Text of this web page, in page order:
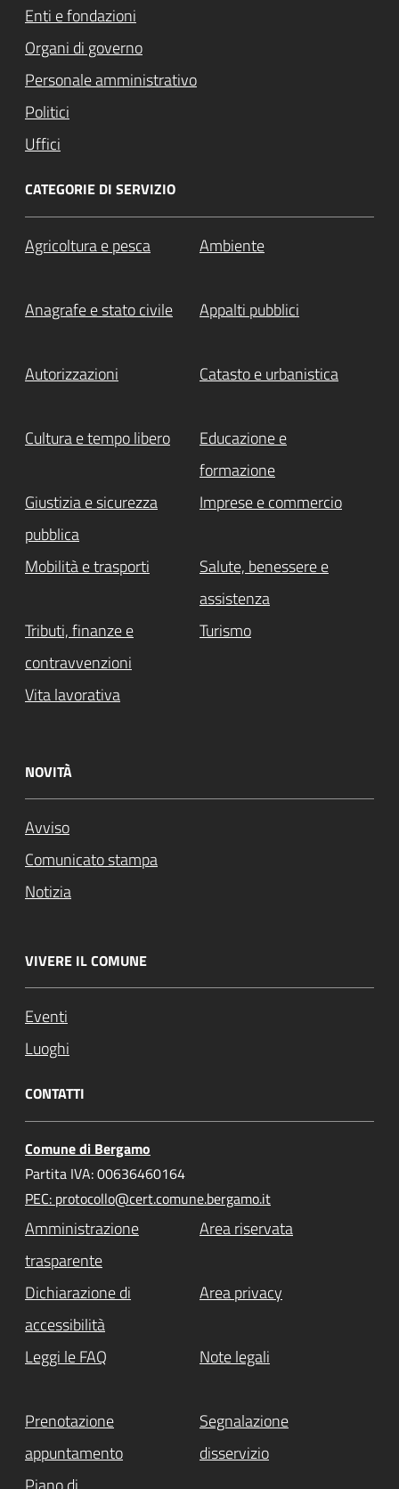
Enti e fondazioni
Organi di governo
Personale amministrativo
Politici
Uffici
CATEGORIE DI SERVIZIO
Agricoltura e pesca Ambiente
Anagrafe e stato civile Appalti pubblici
Autorizzazioni Catasto e urbanistica
Cultura e tempo libero
Educazione e
formazione
Giustizia e sicurezza
pubblica
Imprese e commercio
Mobilità e trasporti
Salute, benessere e
assistenza
Tributi, finanze e
contravvenzioni
Turismo
Vita lavorativa
NOVITÀ
Avviso
Comunicato stampa
Notizia
VIVERE IL COMUNE
Eventi
Luoghi
CONTATTI
Comune di Bergamo
Partita IVA: 00636460164
PEC: protocollo@cert.comune.bergamo.it
Amministrazione
trasparente
Area riservata
Dichiarazione di
accessibilità
Area privacy
Leggi le FAQ Note legali
Prenotazione
appuntamento
Segnalazione
disservizio